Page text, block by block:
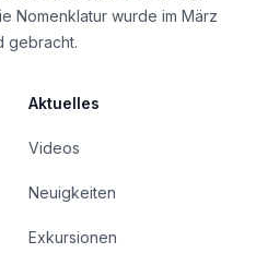
Nomenklatur wurde im März
gebracht.
Aktuelles
Videos
Neuigkeiten
Exkursionen